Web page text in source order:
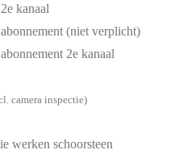
kanaal
(niet verplicht)
2e kanaal
camera inspectie)
werken schoorsteen